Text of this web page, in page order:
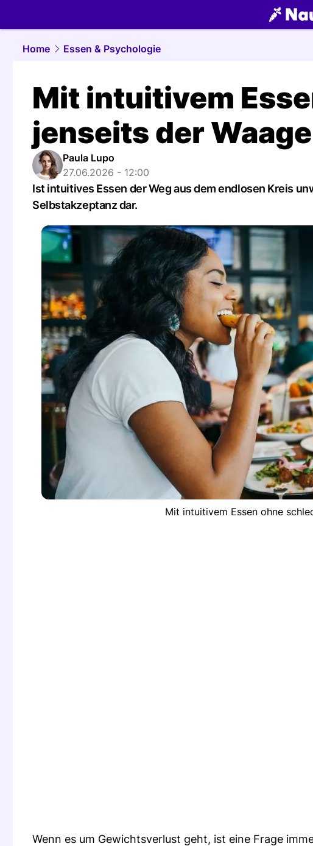
food.NAU.ch
Home
Essen & Psychologie
Mit intuitivem
jenseits der
Paula Lupo
27.06.2026 - 12:00
Ist intuitives Essen der Weg aus dem endlosen Kreis
Selbstakzeptanz dar.
Mit intuitivem Essen ohne
Wenn es um Gewichtsverlust geht, ist eine Frage